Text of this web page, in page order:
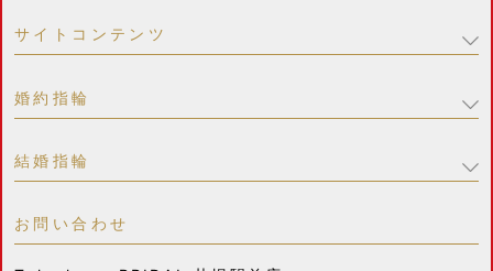
サイトコンテンツ
婚約指輪
結婚指輪
お問い合わせ